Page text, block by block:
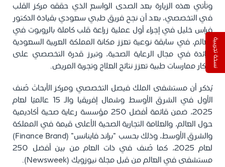
وتأتي هذه الزيارة بعد الصدى الواسع الذي حققه مركز القلب
في التخصصي، بعد أن نجح فريق طبي سعودي بقيادة الدكتور
فراس خليل في إجراء أول عملية زراعة قلب كاملة بالروبوت في
العالم، في سابقة نوعية تعزز مكانة المملكة العربية السعودية
كرائدة في مجال الرعاية الصحية، وتبرز قدرة التخصصي على
ابتكار ممارسات طبية تعزز نتائج العلاج وتجربة المريض.
يُذكر أن مستشفى الملك فيصل التخصصي ومركز الأبحاث صُنف
الأول في الشرق الأوسط وشمال إفريقيا والـ 15 عالميًا لعام
2025، ضمن قائمة أفضل 250 مؤسسة رعاية صحية أكاديمية
حول العالم، والعلامة التجارية الصحية الأعلى قيمة في المملكة
والشرق الأوسط، وذلك بحسب "براند فاينانس" (Finance Brand)
لعام 2025، كما صُنف في ذات العام من بين أفضل 250
مستشفى في العالم من قبل مجلة نيوزويك (Newsweek).
نسخة تجريبية